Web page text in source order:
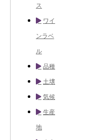
ス
ワイ
ンラベ
ル
品種
土壌
気候
生産
地